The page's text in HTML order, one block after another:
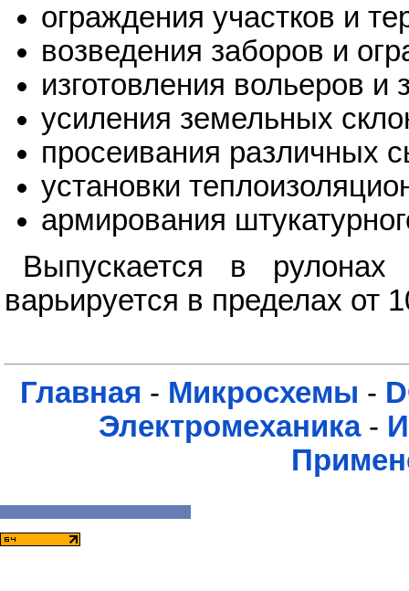
ограждения участков и
возведения заборов и
изготовления вольеров и
усиления земельных
просеивания различных
установки
армирования
Выпускается в
варьируется в пределах от
Главная - Микросхемы -
Электромеханика-